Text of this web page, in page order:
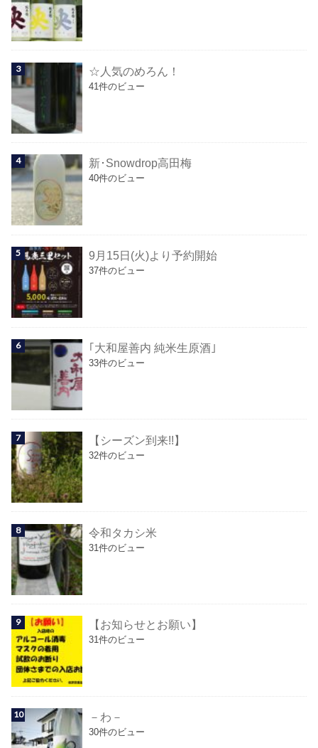
☆人気のめろん！
41件のビュー
新･Snowdrop高田梅
40件のビュー
9月15日(火)より予約開始
37件のビュー
｢大和屋善内 純米生原酒｣
33件のビュー
【シーズン到来!!】
32件のビュー
令和タカシ米
31件のビュー
【お知らせとお願い】
31件のビュー
－わ－
30件のビュー